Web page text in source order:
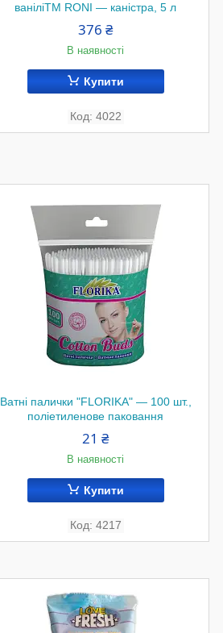
ваніліTM RONI — каністра, 5 л
376 ₴
В наявності
Купити
4022
Ватні палички "FLORIKA" — 100 шт.,
поліетиленове паковання
21 ₴
В наявності
Купити
4217